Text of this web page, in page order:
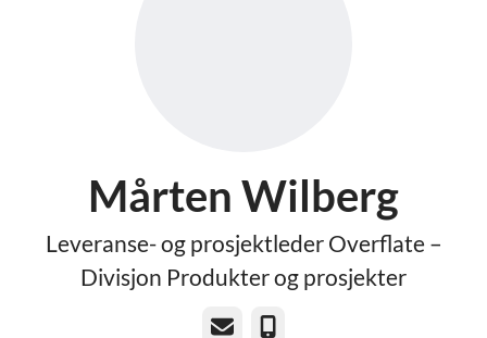
Mårten Wilberg
Leveranse- og prosjektleder Overflate –
Divisjon Produkter og prosjekter
E-post Telefon